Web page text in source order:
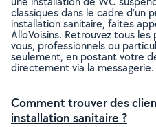
classiques dans le cadre
installation sanitaire, faites
AlloVoisins. Retrouvez tous
vous, professionnels ou
seulement, en postant votre
directement via la messagerie.
Comment trouver des
installation sanitaire ?